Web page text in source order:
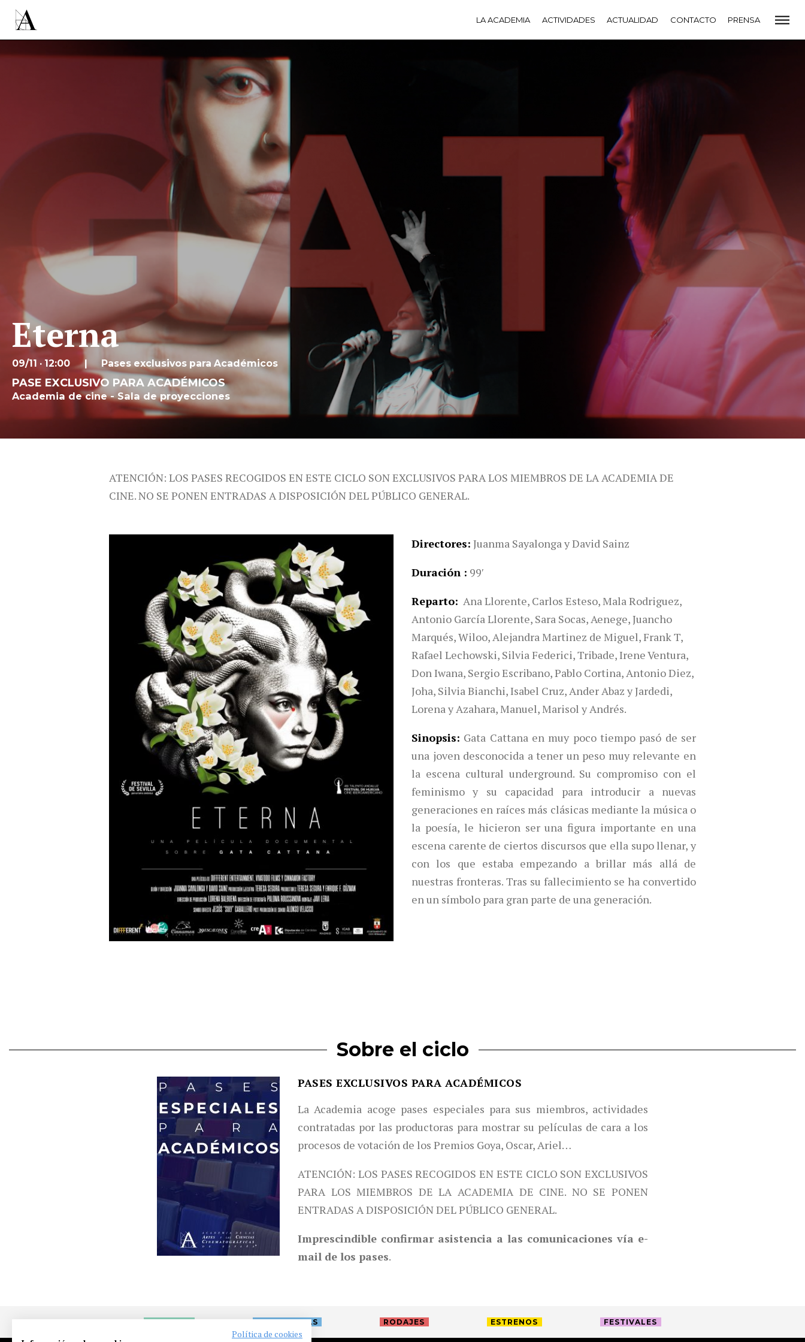
LA ACADEMIA ACTIVIDADES ACTUALIDAD CONTACTO PRENSA
Eterna
09/11 · 12:00 Pases exclusivos para Académicos
PASE EXCLUSIVO PARA ACADÉMICOS
Academia de cine - Sala de proyecciones
ATENCIÓN: LOS PASES RECOGIDOS EN ESTE CICLO SON EXCLUSIVOS PARA LOS MIEMBROS DE LA ACADEMIA DE
CINE. NO SE PONEN ENTRADAS A DISPOSICIÓN DEL PÚBLICO GENERAL.
Directores Juanma Sayalonga y David Sainz
Duración
99′
Reparto Ana Llorente, Carlos Esteso, Mala Rodriguez,
Antonio García Llorente, Sara Socas, Aenege, Juancho
Marqués, Wiloo, Alejandra Martinez de Miguel, Frank T,
Rafael Lechowski, Silvia Federici, Tribade, Irene Ventura,
Don Iwana, Sergio Escribano, Pablo Cortina, Antonio Diez,
Joha, Silvia Bianchi, Isabel Cruz, Ander Abaz y Jardedi,
Lorena y Azahara, Manuel, Marisol y Andrés.
Sinopsis Gata Cattana en muy poco tiempo pasó de ser
una joven desconocida a tener un peso muy relevante en
la escena cultural underground. Su compromiso con el
feminismo y su capacidad para introducir a nuevas
generaciones en raíces más clásicas mediante la música o
la poesía, le hicieron ser una figura importante en una
escena carente de ciertos discursos que ella supo llenar, y
con los que estaba empezando a brillar más allá de
nuestras fronteras. Tras su fallecimiento se ha convertido
en un símbolo para gran parte de una generación.
Sobre el ciclo
PASES EXCLUSIVOS PARA ACADÉMICOS
La Academia acoge pases especiales para sus miembros, actividades
contratadas por las productoras para mostrar su películas de cara a los
procesos de votación de los Premios Goya, Oscar, Ariel…
ATENCIÓN: LOS PASES RECOGIDOS EN ESTE CICLO SON EXCLUSIVOS
PARA LOS MIEMBROS DE LA ACADEMIA DE CINE. NO SE PONEN
ENTRADAS A DISPOSICIÓN DEL PÚBLICO GENERAL.
Imprescindible confirmar asistencia a las comunicaciones vía e-
mail de los pases.
NOTICIAS ENTREVISTAS RODAJES ESTRENOS FESTIVALES
LA ACADEMIA PREMIOS GOYA FUNDACIÓN
CONTACTO
Política de cookies